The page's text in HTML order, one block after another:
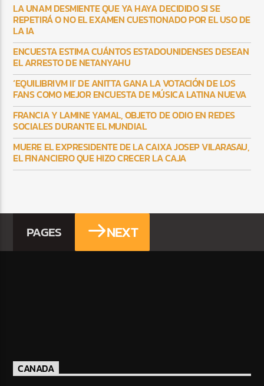
LA UNAM DESMIENTE QUE YA HAYA DECIDIDO SI SE
REPETIRÁ O NO EL EXAMEN CUESTIONADO POR EL USO DE
LA IA
ENCUESTA ESTIMA CUÁNTOS ESTADOUNIDENSES DESEAN
EL ARRESTO DE NETANYAHU
‘EQUILIBRIVM II’ DE ANITTA GANA LA VOTACIÓN DE LOS
FANS COMO MEJOR ENCUESTA DE MÚSICA LATINA NUEVA
FRANCIA Y LAMINE YAMAL, OBJETO DE ODIO EN REDES
SOCIALES DURANTE EL MUNDIAL
MUERE EL EXPRESIDENTE DE LA CAIXA JOSEP VILARASAU,
EL FINANCIERO QUE HIZO CRECER LA CAJA
PAGES NEXT
CANADA